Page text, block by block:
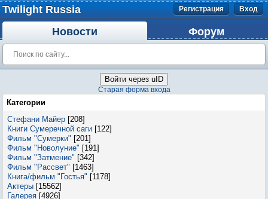
Twilight Russia Регистрация Вход
Новости Форум
Войти через uID
Старая форма входа
Категории
Стефани Майер [208]
Книги Сумеречной саги [122]
Фильм "Сумерки" [201]
Фильм "Новолуние" [191]
Фильм "Затмение" [342]
Фильм "Рассвет" [1463]
Книга/фильм "Гостья" [1178]
Актеры [15562]
Галерея [4926]